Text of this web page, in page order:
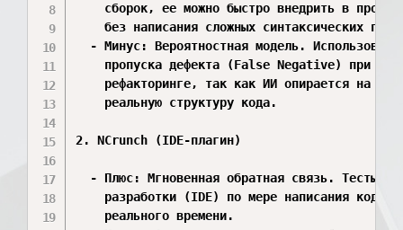
сборок, ее можно быстро внедрить в
без написания сложных синтаксических
- Минус: Вероятностная модель.
пропуска дефекта (False Negative) при
рефакторинге, так как ИИ опирается на
    реальную структуру кода.
2. NCrunch (IDE-плагин)
- Плюс: Мгновенная обратная связь. Тесты
разработки (IDE) по мере написания кода,
    реального времени.